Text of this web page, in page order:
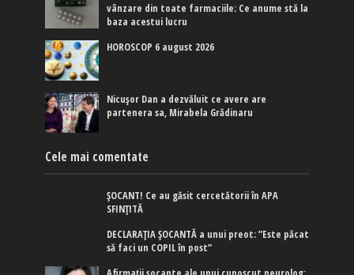
vânzare din toate farmaciile: Ce anume stă la
baza acestui lucru
HOROSCOP 6 august 2026
Nicușor Dan a dezvăluit ce avere are
partenera sa, Mirabela Grădinaru
Cele mai comentate
ȘOCANT! Ce au găsit cercetătorii în APA
SFINȚITĂ
DECLARAȚIA ȘOCANTĂ a unui preot: ”Este păcat
să faci un COPIL în post”